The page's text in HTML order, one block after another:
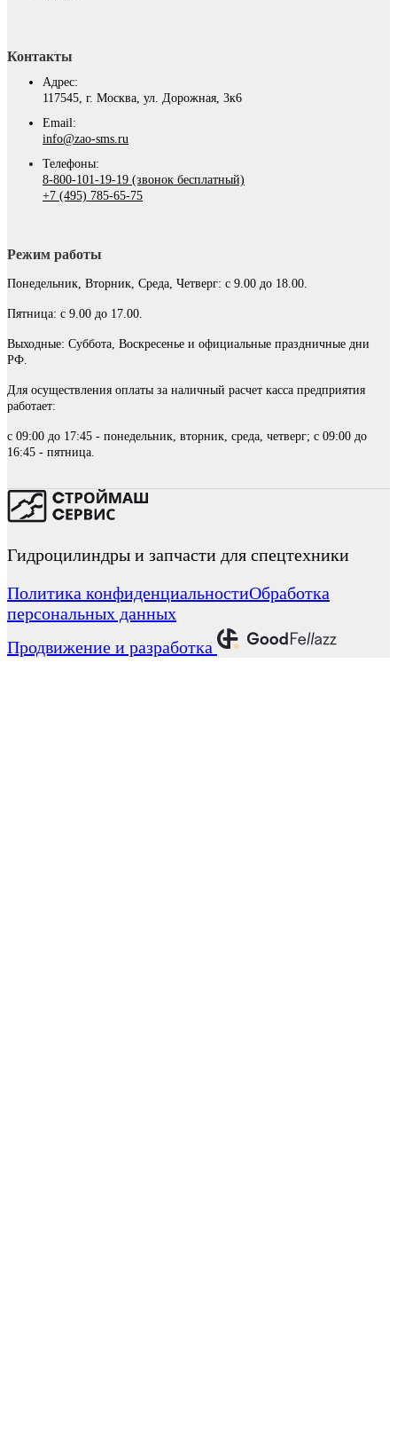
Контакты
Адрес:
117545, г. Москва, ул. Дорожная, 3к6
Email:
info@zao-sms.ru
Телефоны:
8-800-101-19-19 (звонок бесплатный)
+7 (495) 785-65-75
Режим работы
Понедельник, Вторник, Среда, Четверг: с 9.00 до 18.00.
Пятница: с 9.00 до 17.00.
Выходные: Суббота, Воскресенье и официальные праздничные дни
РФ.
Для осуществления оплаты за наличный расчет касса предприятия
работает:
с 09:00 до 17:45 - понедельник, вторник, среда, четверг; с 09:00 до
16:45 - пятница.
Гидроцилиндры и запчасти для спецтехники
Политика конфиденциальностиОбработка
персональных данных
Продвижение и разработка